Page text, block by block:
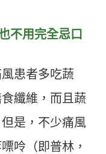
不用完全忌口
患者多吃蔬
纖維，而且蔬
是，不少痛風
呤（即普林，